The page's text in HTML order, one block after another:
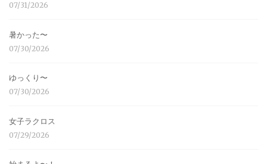
07/31/2026
暑かった〜
07/30/2026
ゆっくり〜
07/30/2026
女子ラクロス
07/29/2026